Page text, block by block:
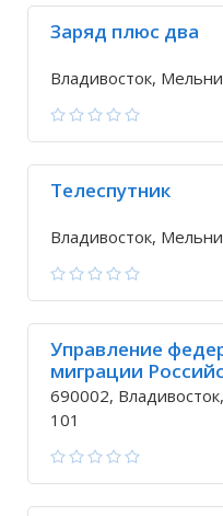
Заряд плюс два
Владивосток,
Телеспутник
Владивосток,
Управление
миграции
приморскому краю
690002,
101